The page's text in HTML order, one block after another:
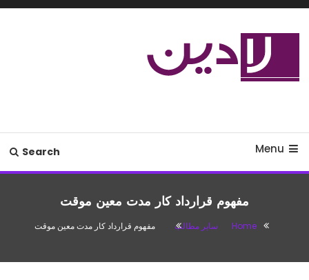
Skip
Menu
Search
مفهوم قرارداد کار مدت معین موقت
Home سایر مطالب مفهوم قرارداد کار مدت معین موقت